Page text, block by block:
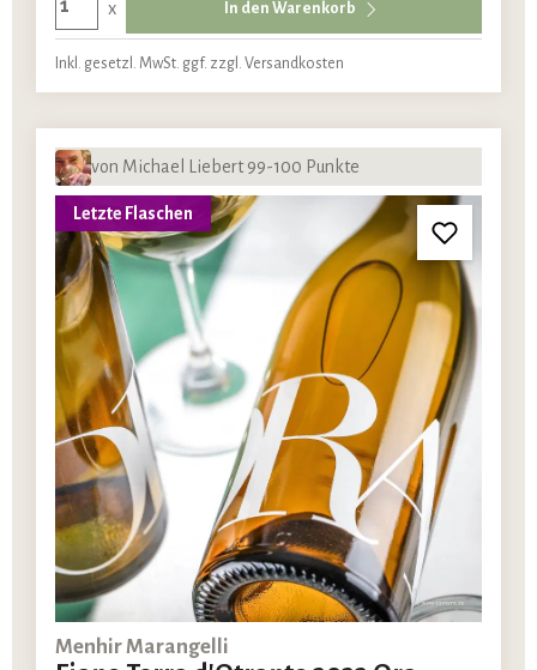
x In den Warenkorb
Inkl. gesetzl. MwSt. ggf. zzgl. Versandkosten
von Michael Liebert 99-100 Punkte
Letzte Flaschen
Menhir Marangelli